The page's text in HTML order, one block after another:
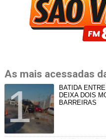
As mais acessadas
BATIDA
DEIXA DOIS
BARREIRAS